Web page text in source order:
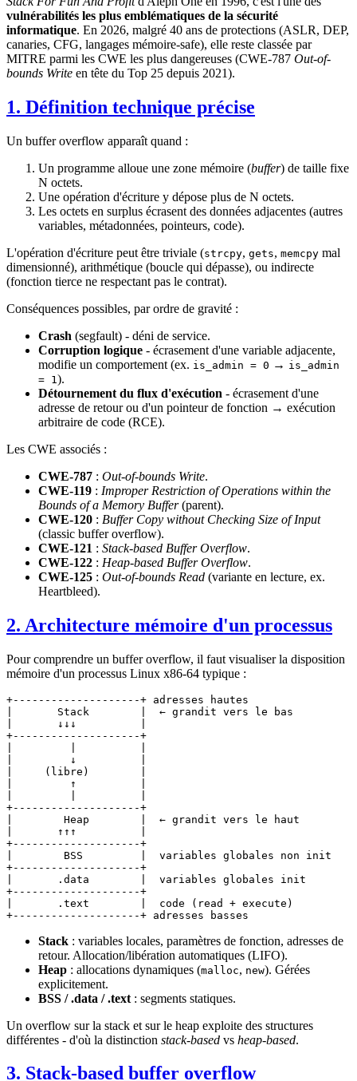
vulnérabilités les plus emblématiques de la sécurité
informatique. En 2026, malgré 40 ans de protections (ASLR, DEP,
canaries, CFG, langages mémoire-safe), elle reste classée par
MITRE parmi les CWE les plus dangereuses (CWE-787 Out-of-
bounds Write en tête du Top 25 depuis 2021).
1. Définition technique précise
Un buffer overflow apparaît quand :
Un programme alloue une zone mémoire (buffer) de taille fixe
N octets.
Une opération d'écriture y dépose plus de N octets.
Les octets en surplus écrasent des données adjacentes (autres
variables, métadonnées, pointeurs, code).
L'opération d'écriture peut être triviale (strcpy, gets, memcpy mal
dimensionné), arithmétique (boucle qui dépasse), ou indirecte
(fonction tierce ne respectant pas le contrat).
Conséquences possibles, par ordre de gravité :
Crash (segfault) - déni de service.
Corruption logique - écrasement d'une variable adjacente,
modifie un comportement (ex. is_admin = 0 → is_admin
= 1 ).
Détournement du flux d'exécution - écrasement d'une
adresse de retour ou d'un pointeur de fonction → exécution
arbitraire de code (RCE).
Les CWE associés :
CWE-787 : Out-of-bounds Write.
CWE-119 : Improper Restriction of Operations within the
Bounds of a Memory Buffer(parent).
CWE-120 : Buffer Copy without Checking Size of Input
(classic buffer overflow).
CWE-121 : Stack-based Buffer Overflow.
CWE-122 : Heap-based Buffer Overflow.
CWE-125 : Out-of-bounds Read (variante en lecture, ex.
Heartbleed).
2. Architecture mémoire d'un processus
Pour comprendre un buffer overflow, il faut visualiser la disposition
mémoire d'un processus Linux x86-64 typique :
+--------------------+ adresses hautes
|       Stack        |  ← grandit vers le bas
|       ↓↓↓          |
+--------------------+
|         ↓          |
|     (libre)        |
|         ↑          |
+--------------------+
|        Heap        |  ← grandit vers le haut
|       ↑↑↑          |
+--------------------+
|        BSS         |  variables globales non init
+--------------------+
|       .data        |  variables globales init
+--------------------+
|       .text        |  code (read + execute)
Stack : variables locales, paramètres de fonction, adresses de
retour. Allocation/libération automatiques (LIFO).
Heap : allocations dynamiques (malloc, new). Gérées
explicitement.
BSS / .data / .text : segments statiques.
Un overflow sur la stack et sur le heap exploite des structures
différentes - d'où la distinction stack-based vs heap-based.
3. Stack-based buffer overflow